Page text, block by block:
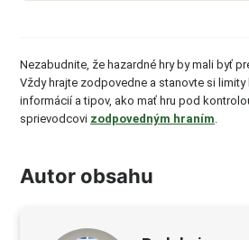
Nezabudnite, že hazardné hry by mali byť
Vždy hrajte zodpovedne a stanovte si limity
informácií a tipov, ako mať hru pod
sprievodcovi zodpovedným hraním
Autor obsahu